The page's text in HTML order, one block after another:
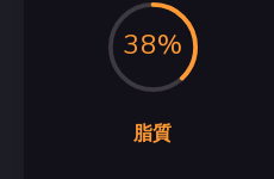
38%
脂質